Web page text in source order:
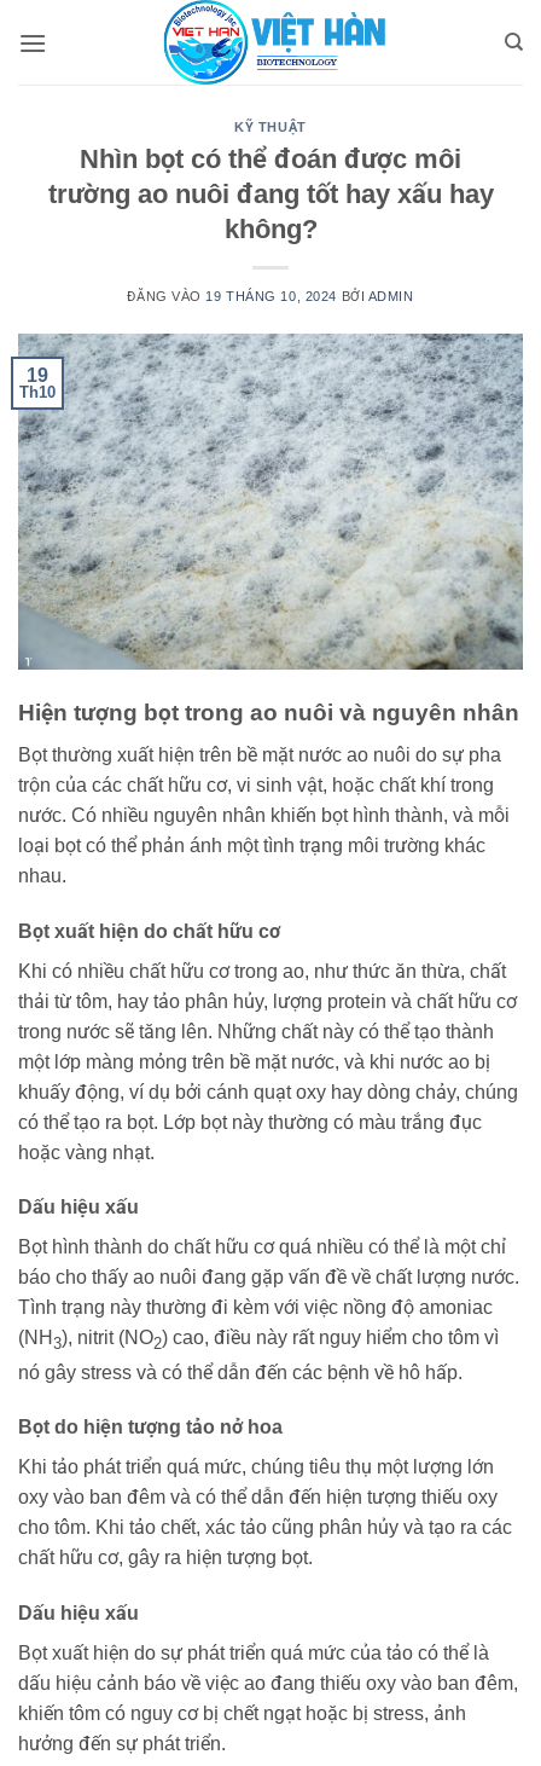
qua
KỸ THUẬT
Nhìn bọt có thể đoán được môi
trường ao nuôi đang tốt hay xấu hay
không?
ĐĂNG VÀO 19 THÁNG 10, 2024 BỞI ADMIN
19
Th10
Hiện tượng bọt trong ao nuôi và nguyên nhân
Bọt thường xuất hiện trên bề mặt nước ao nuôi do sự pha
trộn của các chất hữu cơ, vi sinh vật, hoặc chất khí trong
nước. Có nhiều nguyên nhân khiến bọt hình thành, và mỗi
loại bọt có thể phản ánh một tình trạng môi trường khác
nhau.
Bọt xuất hiện do chất hữu cơ
Khi có nhiều chất hữu cơ trong ao, như thức ăn thừa, chất
thải từ tôm, hay tảo phân hủy, lượng protein và chất hữu cơ
trong nước sẽ tăng lên. Những chất này có thể tạo thành
một lớp màng mỏng trên bề mặt nước, và khi nước ao bị
khuấy động, ví dụ bởi cánh quạt oxy hay dòng chảy, chúng
có thể tạo ra bọt. Lớp bọt này thường có màu trắng đục
hoặc vàng nhạt.
Dấu hiệu xấu
Bọt hình thành do chất hữu cơ quá nhiều có thể là một chỉ
báo cho thấy ao nuôi đang gặp vấn đề về chất lượng nước.
Tình trạng này thường đi kèm với việc nồng độ amoniac
(NH 3), nitrit (NO2) cao, điều này rất nguy hiểm cho tôm vì
nó gây stress và có thể dẫn đến các bệnh về hô hấp.
Bọt do hiện tượng tảo nở hoa
Khi tảo phát triển quá mức, chúng tiêu thụ một lượng lớn
oxy vào ban đêm và có thể dẫn đến hiện tượng thiếu oxy
cho tôm. Khi tảo chết, xác tảo cũng phân hủy và tạo ra các
chất hữu cơ, gây ra hiện tượng bọt.
Dấu hiệu xấu
Bọt xuất hiện do sự phát triển quá mức của tảo có thể là
dấu hiệu cảnh báo về việc ao đang thiếu oxy vào ban đêm,
khiến tôm có nguy cơ bị chết ngạt hoặc bị stress, ảnh
hưởng đến sự phát triển.